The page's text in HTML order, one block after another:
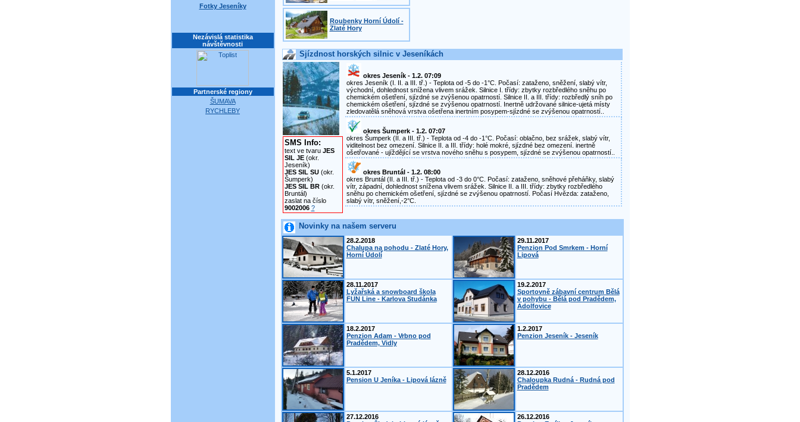
Fotky Jeseníky
Nezávislá statistika
návštěvnosti
Partnerské regiony
ŠUMAVA
RYCHLEBY
Roubenky Horní Údolí -
Zlaté Hory
Sjízdnost horských silnic v Jeseníkách
SMS Info:
text ve tvaru JES
SIL JE(okr.
Jeseník)
JES SIL SU(okr.
Šumperk)
JES SIL BR(okr.
Bruntál)
zaslat na číslo
9002006 ?
okres Jeseník - 1.2. 07:09
okres Jeseník (I. II. a III. tř.) - Teplota od -5 do -1°C. Počasí: zataženo, sněžení, slabý vítr,
východní, dohlednost snížena vlivem srážek. Silnice I. třídy: zbytky rozbředlého sněhu po
chemickém ošetření, sjízdné se zvýšenou opatrností. Silnice II. a III. třídy: rozbředlý sníh po
chemickém ošetření, sjízdné se zvýšenou opatrností. Inertně udržované silnice-ujetá místy
zledovatělá sněhová vrstva ošetřena inertním posypem-sjízdné se zvýšenou opatrností..
okres Šumperk - 1.2. 07:07
okres Šumperk (II. a III. tř.) - Teplota od -4 do -1°C. Počasí: oblačno, bez srážek, slabý vítr,
viditelnost bez omezení. Silnice II. a III. třídy: holé mokré, sjízdné bez omezení. inertně
ošetřované - ujíždějící se vrstva nového sněhu s posypem, sjízdné se zvýšenou opatrností..
okres Bruntál - 1.2. 08:00
okres Bruntál (II. a III. tř.) - Teplota od -3 do 0°C. Počasí: zataženo, sněhové přeháňky, slabý
vítr, západní, dohlednost snížena vlivem srážek. Silnice II. a III. třídy: zbytky rozbředlého
sněhu po chemickém ošetření, sjízdné se zvýšenou opatrností. Počasí Hvězda: zataženo,
slabý vítr, sněžení,-2°C.
Novinky na našem serveru
28.2.2018
Chalupa na pohodu - Zlaté Hory,
Horní Údolí
29.11.2017
Penzion Pod Smrkem - Horní
Lipová
28.11.2017
Lyžařská a snowboard škola
FUN Line - Karlova Studánka
19.2.2017
Sportovně zábavní centrum Bělá
v pohybu - Bělá pod Pradědem,
Adolfovice
18.2.2017
Penzion Adam - Vrbno pod
Pradědem, Vidly
1.2.2017
Penzion Jeseník - Jeseník
5.1.2017
Pension U Jeníka - Lipová lázně
28.12.2016
Chaloupka Rudná - Rudná pod
Pradědem
27.12.2016
26.12.2016